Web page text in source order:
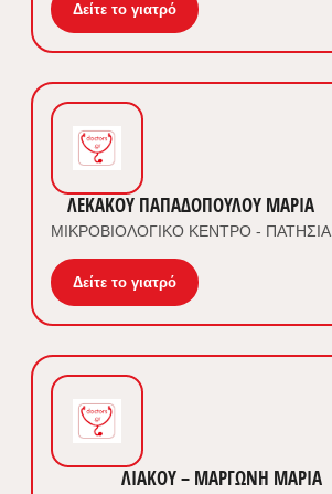
Δείτε το γιατρό
ΛΕΚΑΚΟΥ ΠΑΠΑΔΟΠΟΥΛΟΥ ΜΑΡΙΑ
ΜΙΚΡΟΒΙΟΛΟΓΙΚΟ ΚΕΝΤΡΟ - ΠΑΤΗΣΙΑ
Δείτε το γιατρό
ΛΙΑΚΟΥ – ΜΑΡΓΩΝΗ ΜΑΡΙΑ